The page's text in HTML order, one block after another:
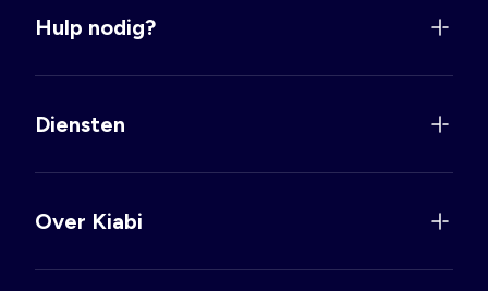
Hulp nodig?
Diensten
Over Kiabi